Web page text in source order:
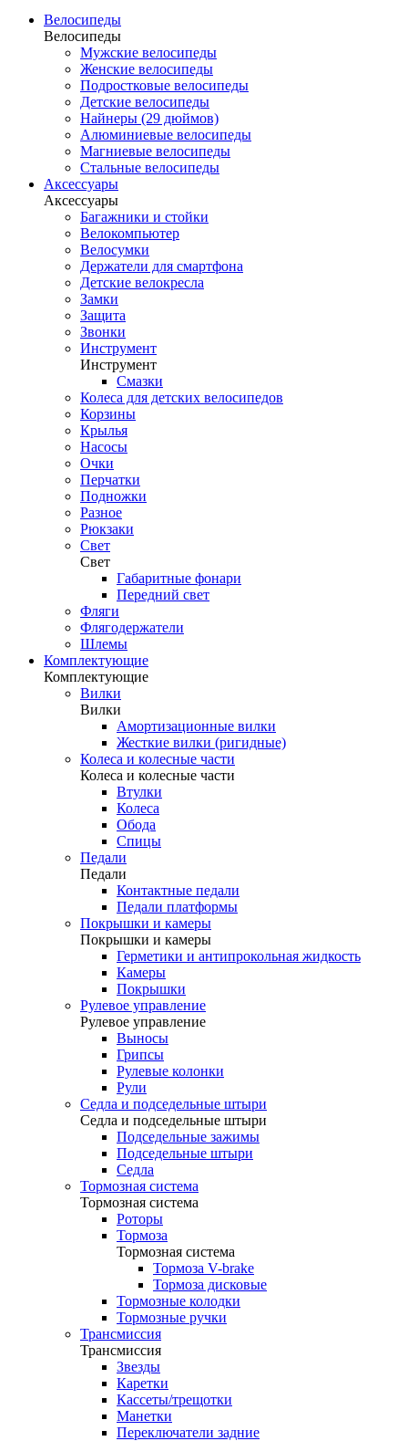
Велосипеды
Велосипеды
Мужские велосипеды
Женские велосипеды
Подростковые велосипеды
Детские велосипеды
Найнеры (29 дюймов)
Алюминиевые велосипеды
Магниевые велосипеды
Стальные велосипеды
Аксессуары
Аксессуары
Багажники и стойки
Велокомпьютер
Велосумки
Держатели для смартфона
Детские велокресла
Замки
Защита
Звонки
Инструмент
Инструмент
Смазки
Колеса для детских велосипедов
Корзины
Крылья
Насосы
Очки
Перчатки
Подножки
Разное
Рюкзаки
Свет
Свет
Габаритные фонари
Передний свет
Фляги
Флягодержатели
Шлемы
Комплектующие
Комплектующие
Вилки
Вилки
Амортизационные вилки
Жесткие вилки (ригидные)
Колеса и колесные части
Колеса и колесные части
Втулки
Колеса
Обода
Спицы
Педали
Педали
Контактные педали
Педали платформы
Покрышки и камеры
Покрышки и камеры
Герметики и антипрокольная жидкость
Камеры
Покрышки
Рулевое управление
Рулевое управление
Выносы
Грипсы
Рулевые колонки
Рули
Седла и подседельные штыри
Седла и подседельные штыри
Подседельные зажимы
Подседельные штыри
Седла
Тормозная система
Тормозная система
Роторы
Тормоза
Тормозная система
Тормоза V-brake
Тормоза дисковые
Тормозные колодки
Тормозные ручки
Трансмиссия
Трансмиссия
Звезды
Каретки
Кассеты/трещотки
Манетки
Переключатели задние